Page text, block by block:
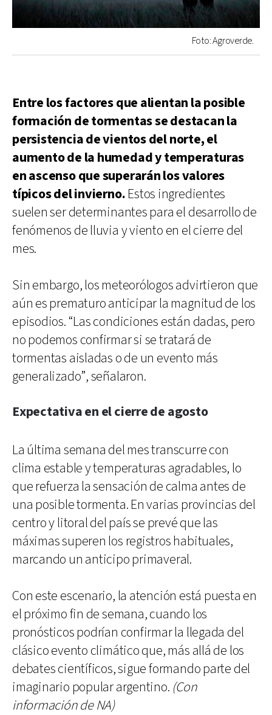
Foto: Agroverde.
Entre los factores que alientan la posible
formación de tormentas se destacan la
persistencia de vientos del norte, el
aumento de la humedad y temperaturas
en ascenso que superarán los valores
típicos del invierno.Estos ingredientes
suelen ser determinantes para el desarrollo de
fenómenos de lluvia y viento en el cierre del
mes.
Sin embargo, los meteorólogos advirtieron que
aún es prematuro anticipar la magnitud de los
episodios. “Las condiciones están dadas, pero
no podemos confirmar si se tratará de
tormentas aisladas o de un evento más
generalizado”, señalaron.
Expectativa en el cierre de agosto
La última semana del mes transcurre con
clima estable y temperaturas agradables, lo
que refuerza la sensación de calma antes de
una posible tormenta. En varias provincias del
centro y litoral del país se prevé que las
máximas superen los registros habituales,
marcando un anticipo primaveral.
Con este escenario, la atención está puesta en
el próximo fin de semana, cuando los
pronósticos podrían confirmar la llegada del
clásico evento climático que, más allá de los
debates científicos, sigue formando parte del
imaginario popular argentino. (Con
información de NA)